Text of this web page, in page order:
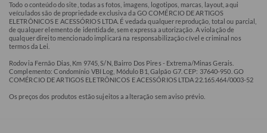
Todo o conteúdo do site, todas as fotos, imagens, logotipos, marcas, layout, aqui
veículados são de propriedade exclusiva da GO COMÉRCIO DE ARTIGOS
ELETRÔNICOS E ACESSÓRIOS LTDA. É vedada qualquer reprodução, total ou parcial,
de qualquer elemento de identidade, sem expressa autorização. A violação de
qualquer direito mencionado implicará na responsabilização cível e criminal nos
termos da Lei.
Rodovia Fernão Dias, Km 9745, S/N, Bairro Dos Pires - Extrema/Minas Gerais.
Complemento: Condomínio VBI Log, Módulo B1, Galpão G7. CEP: 37640-950. GO
COMÉRCIO DE ARTIGOS ELETRÔNICOS E ACESSÓRIOS LTDA 22.165.464/0003-52
Os preços dos produtos estão sujeitos a alteração sem aviso prévio.